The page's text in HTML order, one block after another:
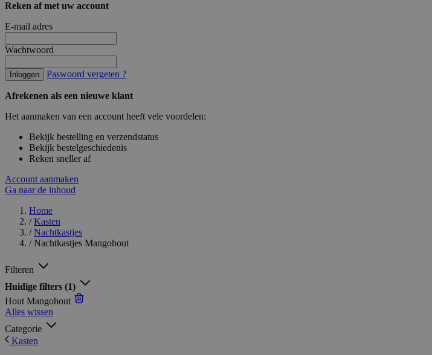
Reken af met uw account
E-mail adres
Wachtwoord
Inloggen Paswoord vergeten ?
Afrekenen als een nieuwe klant
Het aanmaken van een account heeft vele voordelen:
Bekijk bestelling en verzendstatus
Bekijk bestelgeschiedenis
Reken sneller af
Account aanmaken
Ga naar de inhoud
Home
/ Kasten
/ Nachtkastjes
/ Nachtkastjes Mangohout
Filteren
Huidige filters (1)
Hout Mangohout
Alles wissen
Categorie
Kasten